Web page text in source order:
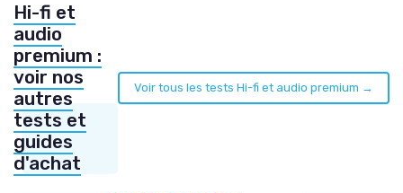
Hi-fi et
audio
premium :
voir nos
autres
tests et
guides
d'achat
Voir tous les tests Hi-fi et audio premium →